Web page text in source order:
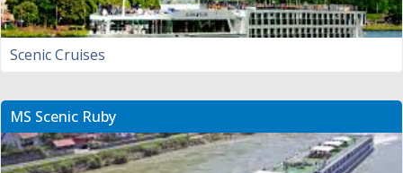
Scenic Cruises
MS Scenic Ruby